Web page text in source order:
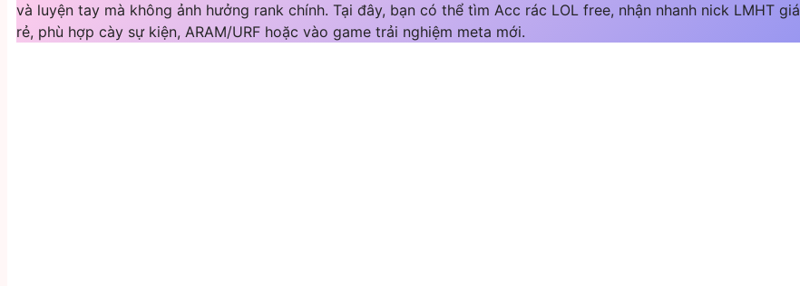
và luyện tay mà không ảnh hưởng rank chính. Tại đây, bạn có thể tìm Acc rác LOL free, nhận nhanh nick LMHT giá
rẻ, phù hợp cày sự kiện, ARAM/URF hoặc vào game trải nghiệm meta mới.